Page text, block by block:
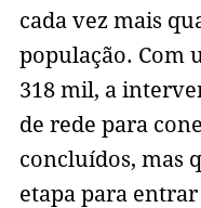
cada vez mais
população. Com
318 mil, a
de rede para
concluídos, mas
etapa para